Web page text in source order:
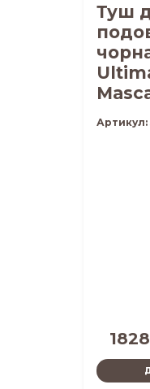
Туш
Артикул:
1828